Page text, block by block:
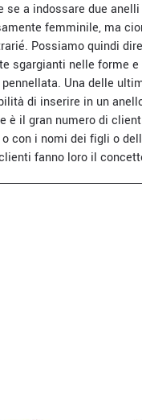
se a indossare due
femminile, ma
Possiamo quindi
sgargianti nelle forme
Una delle
di inserire in un
è il gran numero di
con i nomi dei figli o
fanno loro il